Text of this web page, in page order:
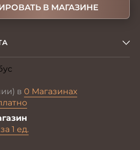
В МАГАЗИНЕ
в 0 Магазинах
1 ед.